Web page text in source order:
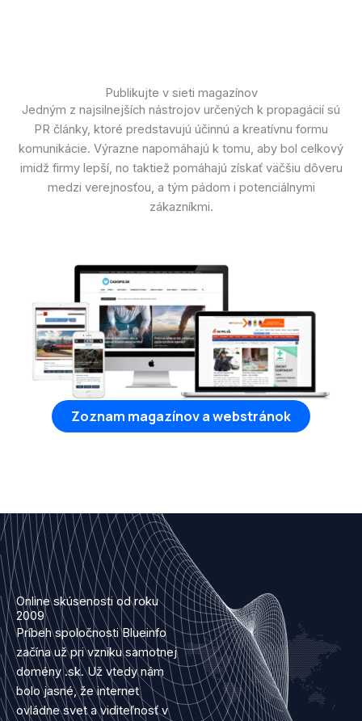
Publikujte v sieti magazínov
Jedným z najsilnejších nástrojov určených k propagácií sú
PR články, ktoré predstavujú účinnú a kreatívnu formu
komunikácie. Výrazne napomáhajú k tomu, aby bol celkový
imidž firmy lepší, no taktiež pomáhajú získať väčšiu dôveru
medzi verejnosťou, a tým pádom i potenciálnymi
zákazníkmi.
Zoznam magazínov a webstránok
Online skúsenosti od roku
2009
Príbeh spoločnosti Blueinfo
začína už pri vzniku samotnej
domény .sk. Už vtedy nám
bolo jasné, že internet
ovládne svet a viditeľnosť v